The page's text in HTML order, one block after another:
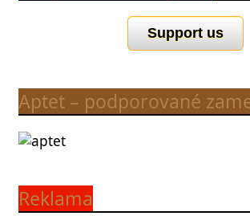
Support us
Aptet – podporované
Reklama